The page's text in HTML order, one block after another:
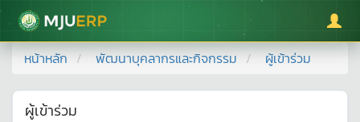
มหาวิทยาลัยแม่โจ้
หน้าหลัก พัฒนาบุคลากรและกิจกรรม ผู้เข้าร่วม
ผู้เข้าร่วม